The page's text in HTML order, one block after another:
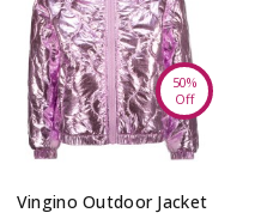
50%
Off
Vingino Outdoor Jacket